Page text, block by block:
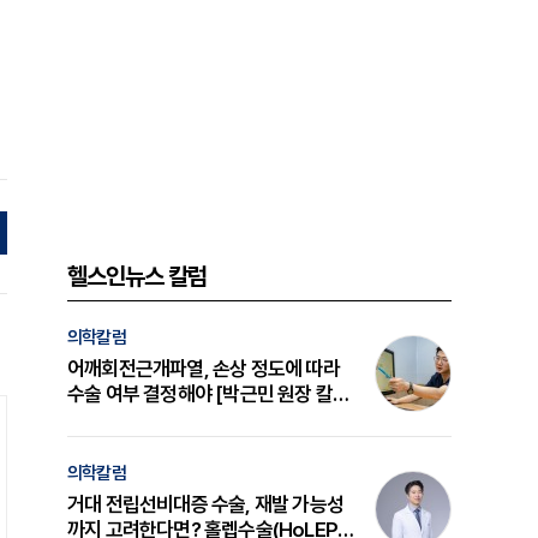
헬스인뉴스 칼럼
의학칼럼
어깨회전근개파열, 손상 정도에 따라
수술 여부 결정해야 [박근민 원장 칼
의학칼럼
거대 전립선비대증 수술, 재발 가능성
까지 고려한다면? 홀렙수술(HoLEP)